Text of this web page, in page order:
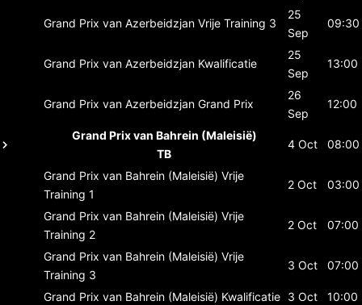
Grand Prix van Azerbeidzjan Vrije Training 3
25
Sep
09:30
Grand Prix van Azerbeidzjan Kwalificatie
25
Sep
13:00
Grand Prix van Azerbeidzjan Grand Prix
26
Sep
12:00
Grand Prix van Bahrein (Maleisië)
TB
4 Oct 08:00
Grand Prix van Bahrein (Maleisië) Vrije
Training 1
2 Oct 03:00
Grand Prix van Bahrein (Maleisië) Vrije
Training 2
2 Oct 07:00
Grand Prix van Bahrein (Maleisië) Vrije
Training 3
3 Oct 07:00
Grand Prix van Bahrein (Maleisië) Kwalificatie 3 Oct
10:00